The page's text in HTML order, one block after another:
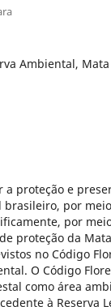
Ambiental,
proteção e
por
por
proteção da
no Código
O Código
como área
à Reserva